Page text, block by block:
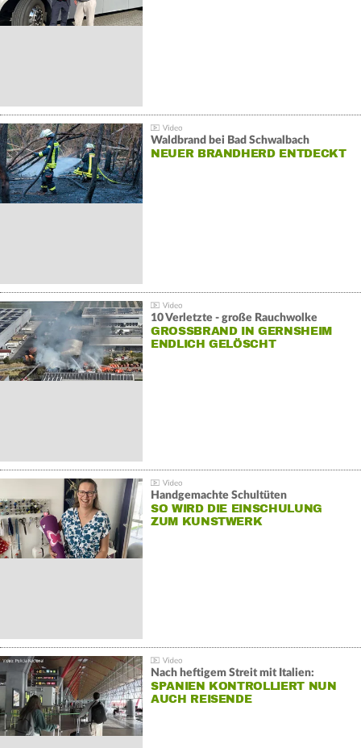
Waldbrand bei Bad Schwalbach
NEUER BRANDHERD ENTDECKT
10 Verletzte - große Rauchwolke
GROSSBRAND IN GERNSHEIM E
NDLICH GELÖSCHT
Handgemachte Schultüten
SO WIRD DIE EINSCHULUNG
ZUM KUNSTWERK
Nach heftigem Streit mit Italien:
SPANIEN KONTROLLIERT NUN
AUCH REISENDE